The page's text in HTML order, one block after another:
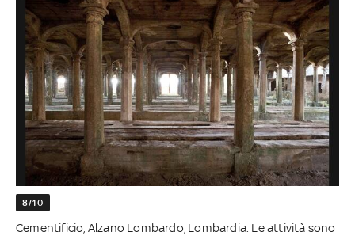
8/10
Cementificio, Alzano Lombardo, Lombardia. Le attività sono